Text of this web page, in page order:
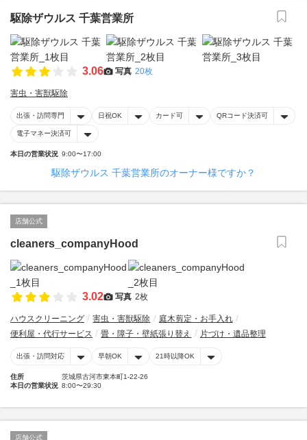
駆除ザウルス 千葉営業所
3.06 写真 20枚
害虫・害獣駆除
出張・訪問専門 日祝OK カード可 QRコード決済可
電子マネー決済可
本日の営業状況 9:00〜17:00
駆除ザウルス 千葉営業所のオーナー様ですか？
店舗公式
cleaners_companyHood
3.02 写真 2枚
ハウスクリーニング 害虫・害獣駆除
庭木剪定・お手入れ
便利屋・代行サービス
畳・障子・壁紙張り替え 片づけ・遺品整理
出張・訪問対応 早朝OK 21時以降OK
住所
茨城県古河市東本町1-22-26
本日の営業状況 8:00〜29:30
店舗公式